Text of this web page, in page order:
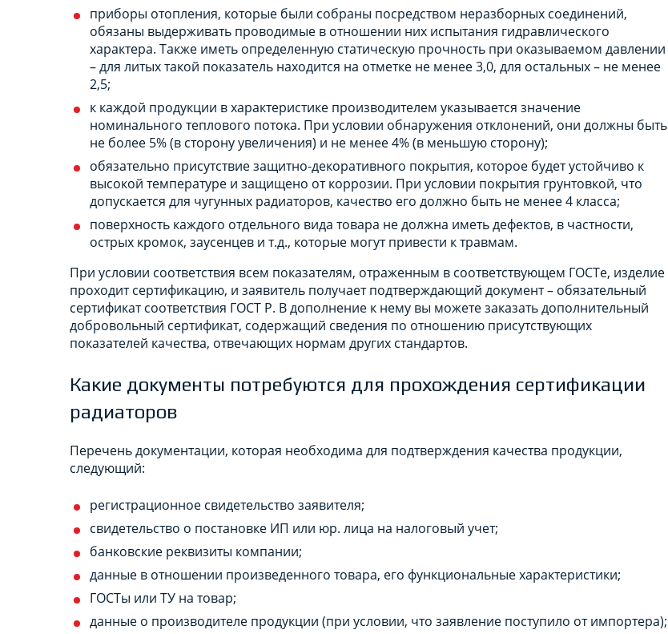
приборы отопления, которые были собраны посредством неразборных соединений,
обязаны выдерживать проводимые в отношении них испытания гидравлического
характера. Также иметь определенную статическую прочность при оказываемом давлении
– для литых такой показатель находится на отметке не менее 3,0, для остальных – не менее
2,5;
к каждой продукции в характеристике производителем указывается значение
номинального теплового потока. При условии обнаружения отклонений, они должны быть
не более 5% (в сторону увеличения) и не менее 4% (в меньшую сторону);
обязательно присутствие защитно-декоративного покрытия, которое будет устойчиво к
высокой температуре и защищено от коррозии. При условии покрытия грунтовкой, что
допускается для чугунных радиаторов, качество его должно быть не менее 4 класса;
поверхность каждого отдельного вида товара не должна иметь дефектов, в частности,
острых кромок, заусенцев и т.д., которые могут привести к травмам.
При условии соответствия всем показателям, отраженным в соответствующем ГОСТе, изделие
проходит сертификацию, и заявитель получает подтверждающий документ – обязательный
сертификат соответствия ГОСТ Р. В дополнение к нему вы можете заказать дополнительный
добровольный сертификат, содержащий сведения по отношению присутствующих
показателей качества, отвечающих нормам других стандартов.
Какие документы потребуются для прохождения сертификации
радиаторов
Перечень документации, которая необходима для подтверждения качества продукции,
следующий:
регистрационное свидетельство заявителя;
свидетельство о постановке ИП или юр. лица на налоговый учет;
банковские реквизиты компании;
данные в отношении произведенного товара, его функциональные характеристики;
ГОСТы или ТУ на товар;
данные о производителе продукции (при условии, что заявление поступило от импортера);